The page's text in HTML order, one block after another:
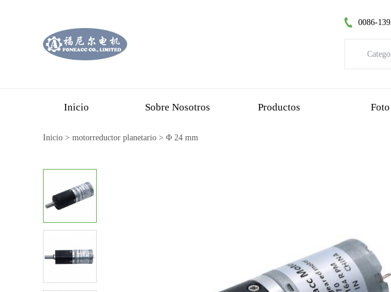
0086-
Inicio Sobre Nosotros Productos Foto
Inicio > motorreductor planetario > Φ 24 mm